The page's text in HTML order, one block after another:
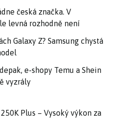
česká značka. V
levná rozhodně není
Galaxy Z? Samsung chystá
e-shopy Temu a Shein
vyzrály
Plus – Vysoký výkon za